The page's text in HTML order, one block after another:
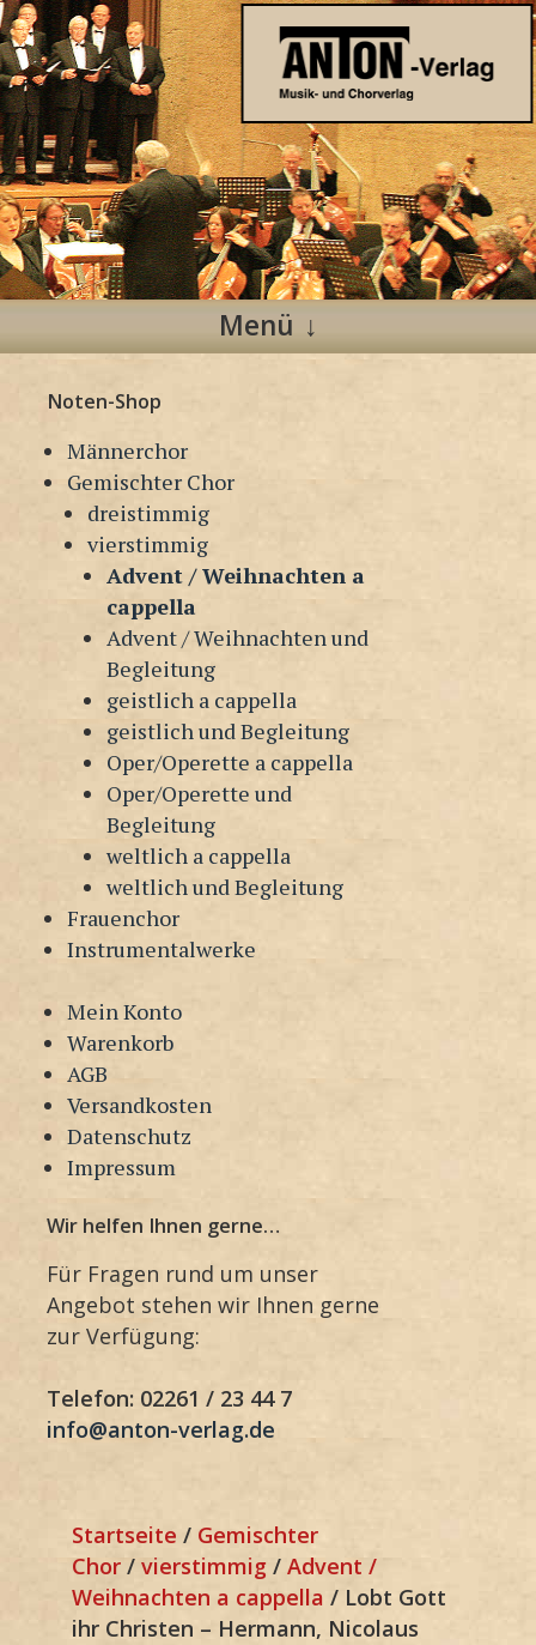
Anton Verlag
Musik- und Chorverlag
Menü
Inhalt
springen
Noten-Shop
Männerchor
Gemischter Chor
dreistimmig
vierstimmig
Advent / Weihnachten a
cappella
Advent / Weihnachten und
Begleitung
geistlich a cappella
geistlich und Begleitung
Oper/Operette a cappella
Oper/Operette und
Begleitung
weltlich a cappella
weltlich und Begleitung
Frauenchor
Instrumentalwerke
Mein Konto
Warenkorb
AGB
Versandkosten
Datenschutz
Impressum
Wir helfen Ihnen gerne…
Für Fragen rund um unser
Angebot stehen wir Ihnen gerne
zur Verfügung:
Telefon: 02261 / 23 44 7
info@anton-verlag.de
Startseite / Gemischter
Chor / vierstimmig / Advent /
Weihnachten a cappella / Lobt Gott
ihr Christen – Hermann, Nicolaus